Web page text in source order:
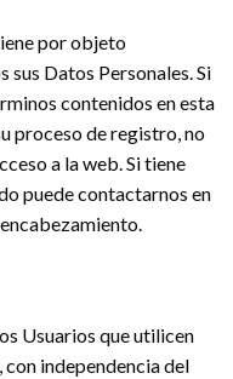
por objeto
Datos Personales. Si
contenidos en esta
proceso de registro, no
a la web. Si tiene
puede contactarnos en
Usuarios que utilicen
independencia del